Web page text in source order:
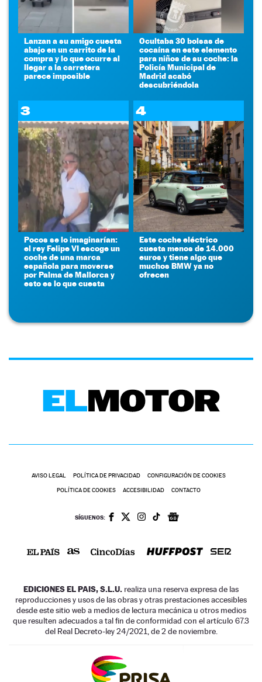
Lanzan a su amigo cuesta
abajo en un carrito de la
compra y lo que ocurre al
llegar a la carretera
parece imposible
Ocultaba 30 bolsas de
cocaína en este elemento
para niños de su coche: la
Policía Municipal de
Madrid acabó
descubriéndola
3
Pocos se lo imaginarían:
el rey Felipe VI escoge un
coche de una marca
española para moverse
por Palma de Mallorca y
esto es lo que cuesta
4
Este coche eléctrico
cuesta menos de 14.000
euros y tiene algo que
muchos BMW ya no
ofrecen
AVISO LEGAL POLÍTICA DE PRIVACIDAD CONFIGURACIÓN DE COOKIES
POLÍTICA DE COOKIES ACCESIBILIDAD CONTACTO
SÍGUENOS:
EDICIONES EL PAIS, S.L.U. realiza una reserva expresa de las
reproducciones y usos de las obras y otras prestaciones accesibles
desde este sitio web a medios de lectura mecánica u otros medios
que resulten adecuados a tal fin de conformidad con el artículo 67.3
del Real Decreto-ley 24/2021, de 2 de noviembre.